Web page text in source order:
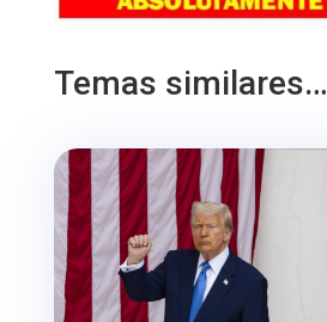
Temas similares…